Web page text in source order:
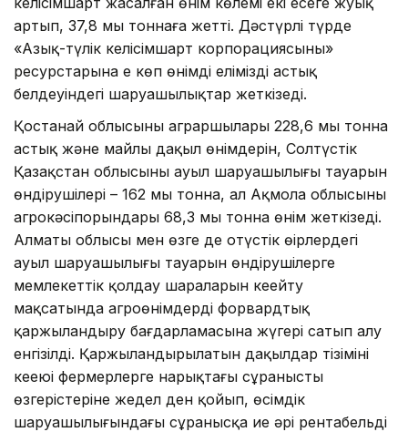
артып, 37,8 мың тоннаға жетті. Дәстүрлі түрде
«Азық-түлік келісімшарт корпорациясының»
ресурстарына ең көп өнімді еліміздің астық
белдеуіндегі шаруашылықтар жеткізеді.
Қостанай облысының аграршылары 228,6 мың тонна
астық және майлы дақыл өнімдерін, Солтүстік
Қазақстан облысының ауыл шаруашылығы тауарын
өндірушілері – 162 мың тонна, ал Ақмола облысының
агрокәсіпорындары 68,3 мың тонна өнім жеткізеді.
Алматы облысы мен өзге де оңтүстік өңірлердегі
ауыл шаруашылығы тауарын өндірушілерге
мемлекеттік қолдау шараларын кеңейту
мақсатында агроөнімдерді форвардтық
қаржыландыру бағдарламасына жүгері сатып алу
енгізілді. Қаржыландырылатын дақылдар тізімінің
кеңеюі фермерлерге нарықтағы сұраныстың
өзгерістеріне жедел ден қойып, өсімдік
шаруашылығындағы сұранысқа ие әрі рентабельді